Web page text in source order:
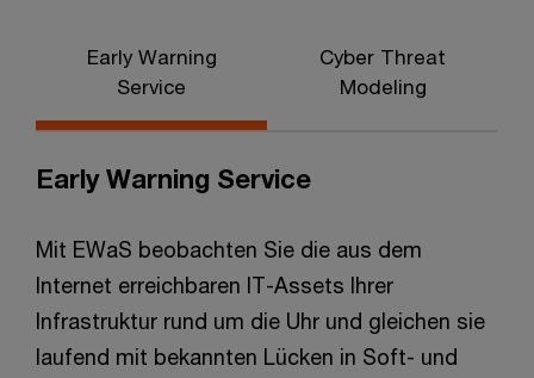
Early Warning
Service
Cyber Threat
Modeling
Early Warning Service
Mit EWaS beobachten Sie die aus dem
Internet erreichbaren IT-Assets Ihrer
Infrastruktur rund um die Uhr und gleichen sie
laufend mit bekannten Lücken in Soft- und